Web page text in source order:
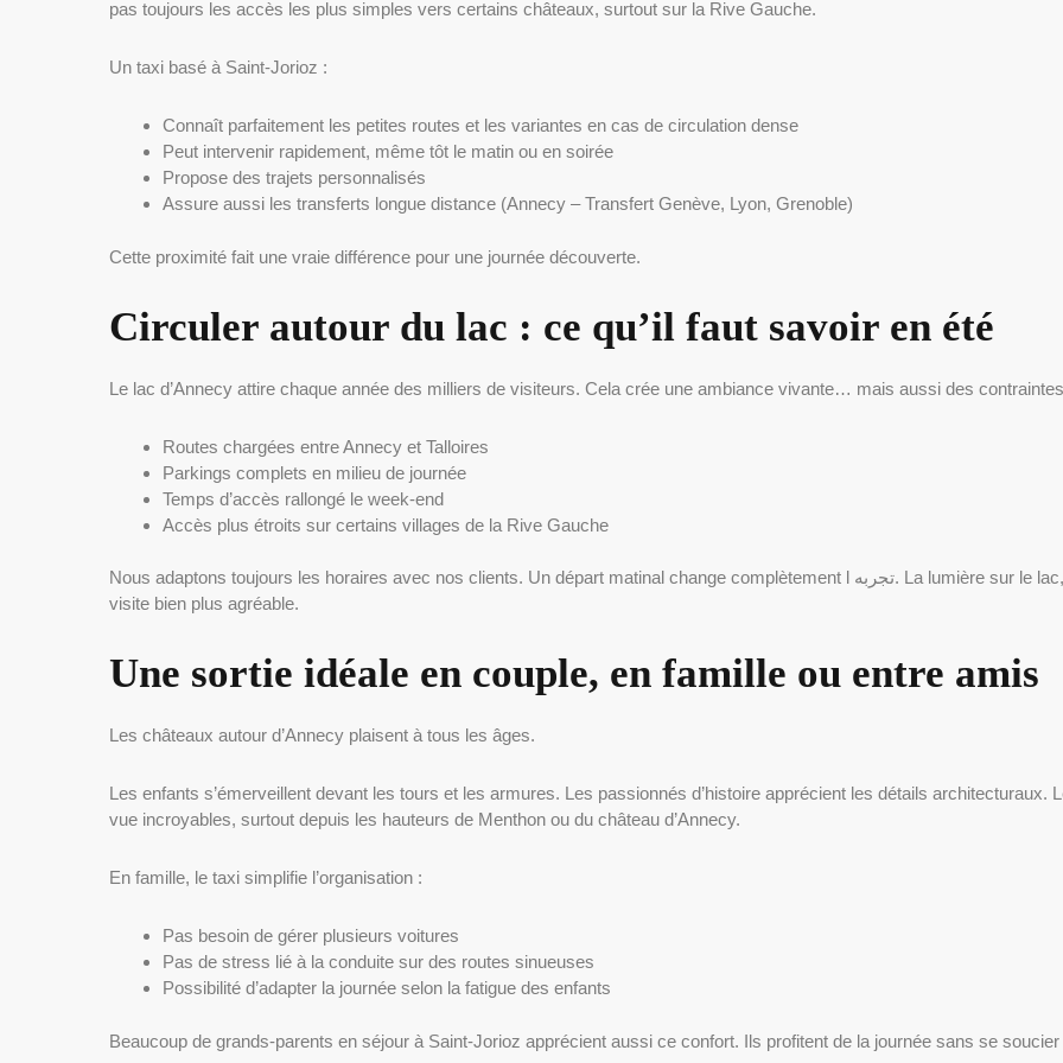
pas toujours les accès les plus simples vers certains châteaux, surtout sur la Rive Gauche.
Un taxi basé à Saint-Jorioz :
Connaît parfaitement les petites routes et les variantes en cas de circulation dense
Peut intervenir rapidement, même tôt le matin ou en soirée
Propose des trajets personnalisés
Assure aussi les transferts longue distance (Annecy – Transfert Genève, Lyon, Grenoble)
Cette proximité fait une vraie différence pour une journée découverte.
Circuler autour du lac : ce qu’il faut savoir en été
Le lac d’Annecy attire chaque année des milliers de visiteurs. Cela crée une ambiance vivante… mais aussi des
Routes chargées entre Annecy et Talloires
Parkings complets en milieu de journée
Temps d’accès rallongé le week-end
Accès plus étroits sur certains villages de la Rive Gauche
Nous adaptons toujours les horaires avec nos clients. Un départ matinal change complètement l تجربه. La lumière sur le lac, le calme des villages et la fluidité du trafic rendent la
visite bien plus agréable.
Une sortie idéale en couple, en famille ou entre amis
Les châteaux autour d’Annecy plaisent à tous les âges.
Les enfants s’émerveillent devant les tours et les armures. Les passionnés d’histoire apprécient les détails architecturaux.
vue incroyables, surtout depuis les hauteurs de Menthon ou du château d’Annecy.
En famille, le taxi simplifie l’organisation :
Pas besoin de gérer plusieurs voitures
Pas de stress lié à la conduite sur des routes sinueuses
Possibilité d’adapter la journée selon la fatigue des enfants
Beaucoup de grands-parents en séjour à Saint-Jorioz apprécient aussi ce confort. Ils profitent de la journée sans se